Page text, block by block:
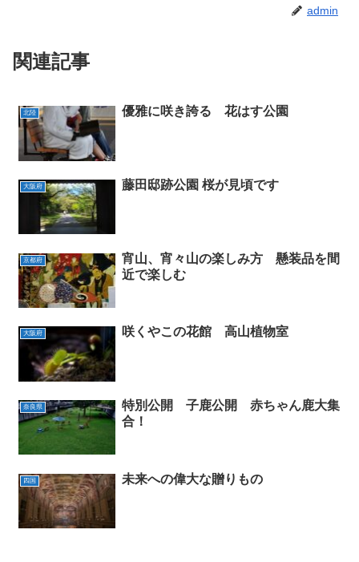
admin
関連記事
北陸 優雅に咲き誇る 花はす公園
大阪府 藤田邸跡公園 桜が見頃です
京都府
宵山、宵々山の楽しみ方 懸装品を間
近で楽しむ
大阪府 咲くやこの花館 高山植物室
奈良県
特別公開 子鹿公開 赤ちゃん鹿大集
合！
四国 未来への偉大な贈りもの